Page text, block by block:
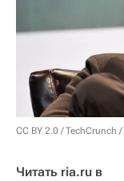
CC BY 2.0 /TechCrunch /
Читать ria.ru в